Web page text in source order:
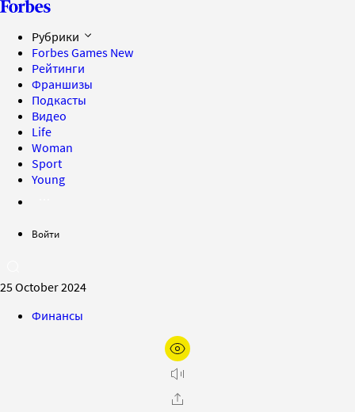
Рубрики
Forbes Games New
Рейтинги
Франшизы
Подкасты
Видео
Life
Woman
Sport
Young
Войти
25 October 2024
Финансы